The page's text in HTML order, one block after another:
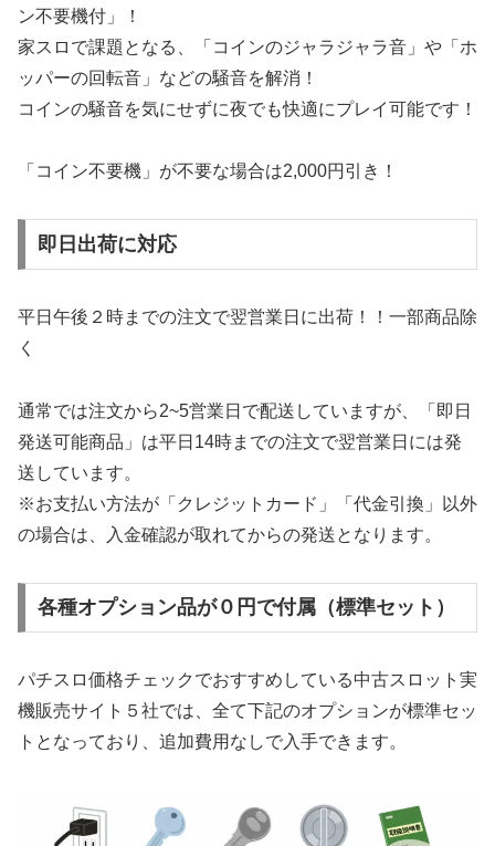
ン不要機付」！
家スロで課題となる、「コインのジャラジャラ音」や「ホ
ッパーの回転音」などの騒音を解消！
コインの騒音を気にせずに夜でも快適にプレイ可能です！
「コイン不要機」が不要な場合は2,000円引き！
即日出荷に対応
平日午後２時までの注文で翌営業日に出荷！！一部商品除
く
通常では注文から2~5営業日で配送していますが、「即日
発送可能商品」は平日14時までの注文で翌営業日には発
送しています。
※お支払い方法が「クレジットカード」「代金引換」以外
の場合は、入金確認が取れてからの発送となります。
各種オプション品が０円で付属（標準セット）
パチスロ価格チェックでおすすめしている中古スロット実
機販売サイト５社では、全て下記のオプションが標準セッ
トとなっており、追加費用なしで入手できます。